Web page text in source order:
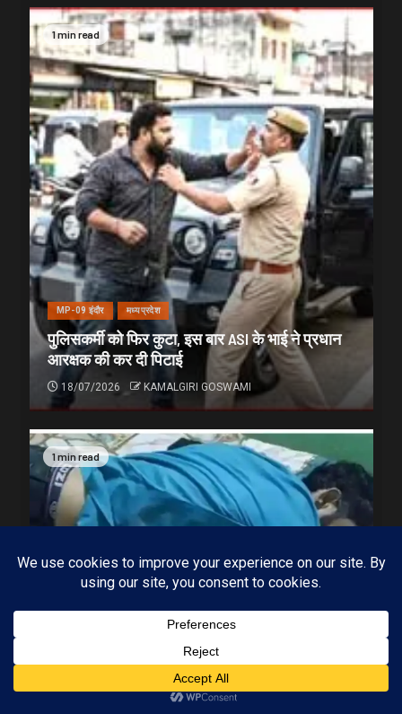
1 min read
MP-09 इंदौर मध्यप्रदेश
पुलिसकर्मी को फिर कुटा, इस बार ASI के भाई ने प्रधान
आरक्षक की कर दी पिटाई
18/07/2026 KAMALGIRI GOSWAMI
1 min read